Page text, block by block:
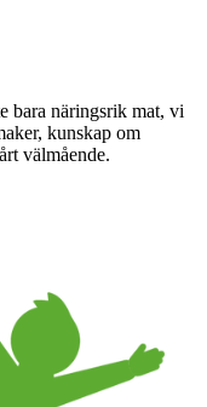
bara näringsrik mat, vi
kunskap om
välmående.